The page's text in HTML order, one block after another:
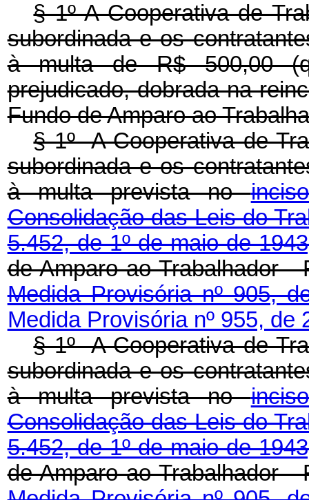
§ 1º A Cooperativa de
subordinada e os
à multa de R$ 500,00
prejudicado, dobrada na
Fundo de Amparo ao
§ 1º A Cooperativa de
subordinada e os
à multa prevista no
Consolidação das Leis do
5.452, de 1º de maio de
de Amparo ao Trabalhador -
Medida Provisória nº 905,
Medida Provisória nº 955, de
§ 1º A Cooperativa de
subordinada e os
à multa prevista no
Consolidação das Leis do
5.452, de 1º de maio de
de Amparo ao Trabalhador -